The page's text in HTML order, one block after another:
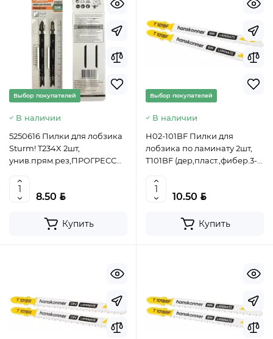
Выбор покупателей
В наличии
5250616 Пилки для лобзика
Sturm! T234X 2шт,
унив.прям.рез,ПРОГРЕССОР,3-
4603010084808 (CN)
8.50 BYN
Купить
Выбор покупателей
В наличии
H02-101BF Пилки для
лобзика по ламинату 2шт,
T101BF (дер,пласт.,фибер.3-
4603010130710 (CN)
10.50 BYN
Купить